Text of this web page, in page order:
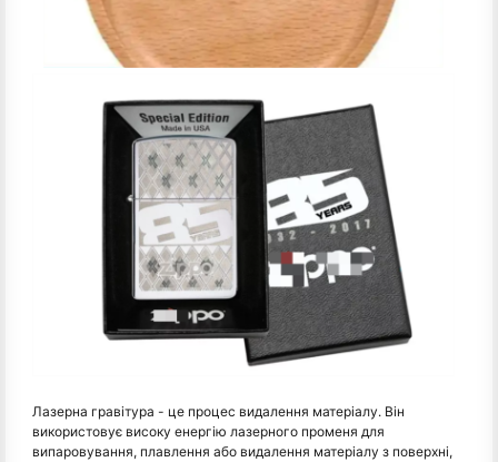
Лазерна гравітура - це процес видалення матеріалу. Він
використовує високу енергію лазерного променя для
випаровування, плавлення або видалення матеріалу з поверхні,